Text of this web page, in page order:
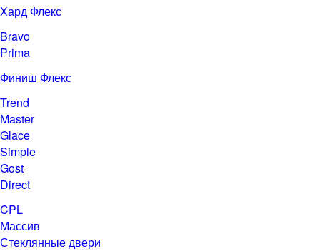
Хард Флекс
Bravo
Prima
Финиш Флекс
Trend
Master
Glace
Simple
Gost
Direct
CPL
Массив
Стеклянные двери